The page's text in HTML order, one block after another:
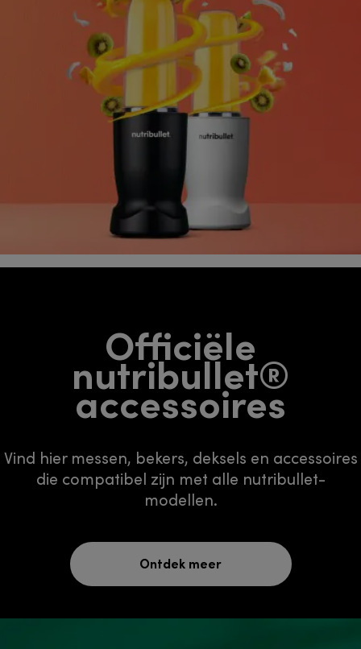
Officiële
nutribullet®
accessoires
Vind hier messen, bekers, deksels en accessoires
die compatibel zijn met alle nutribullet-
modellen.
Ontdek meer